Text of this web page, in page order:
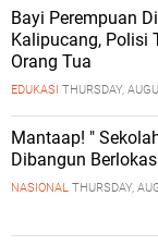
Bayi Perempuan
Kalipucang, Polisi
Orang Tua
EDUKASI THURSDAY,
Mantaap! "
Dibangun
NASIONAL THURSDAY,